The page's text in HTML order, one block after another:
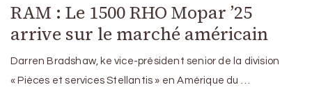
RAM : Le 1500 RHO Mopar ’25
arrive sur le marché américain
Darren Bradshaw, ke vice-président senior de la division
« Pièces et services Stellantis » en Amérique du …